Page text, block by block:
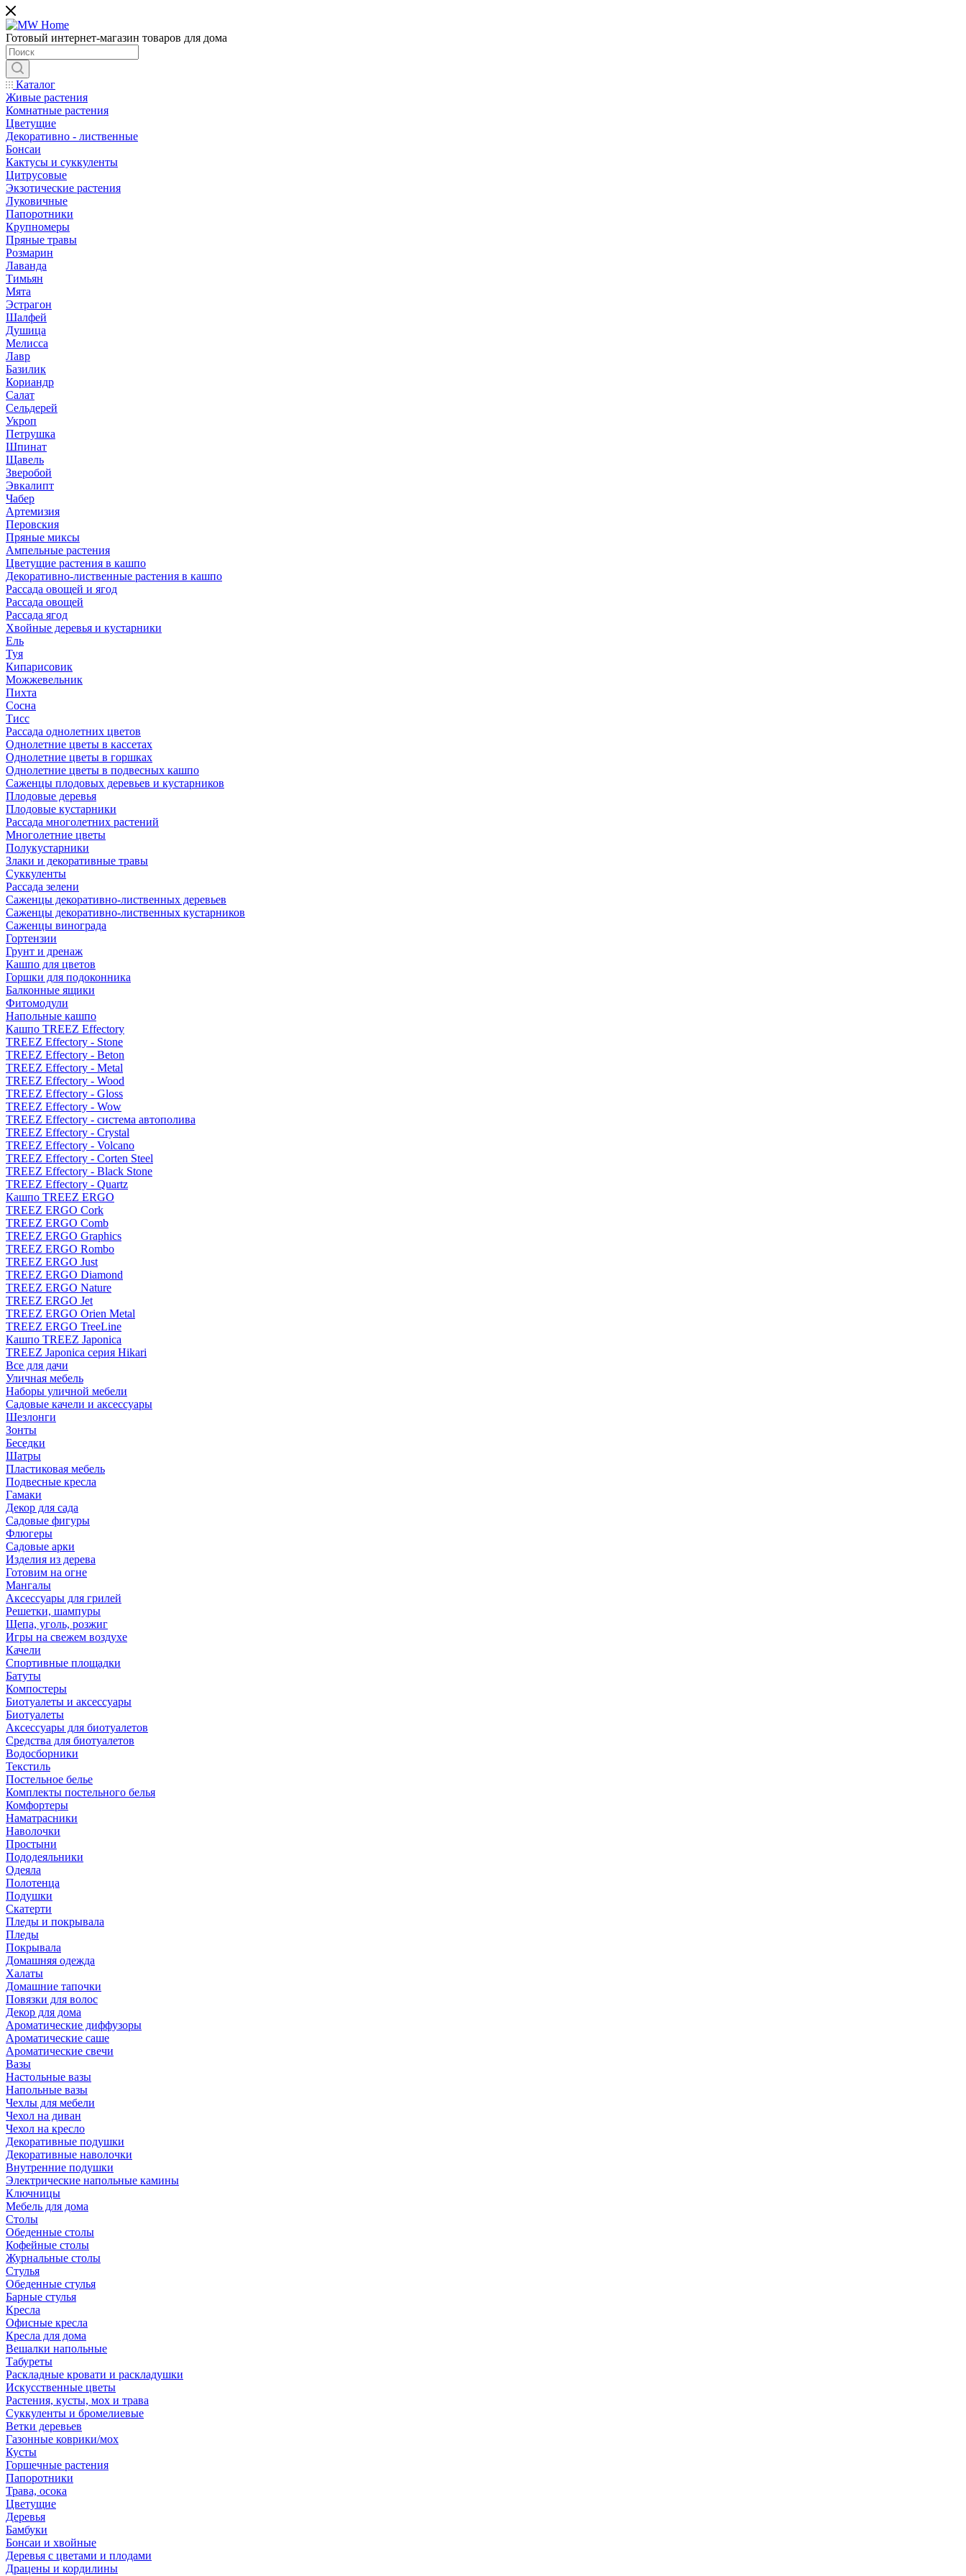
Готовый интернет-магазин товаров для дома
Каталог
Живые растения
Комнатные растения
Цветущие
Декоративно - лиственные
Бонсаи
Кактусы и суккуленты
Цитрусовые
Экзотические растения
Луковичные
Папоротники
Крупномеры
Пряные травы
Розмарин
Лаванда
Тимьян
Мята
Эстрагон
Шалфей
Душица
Мелисса
Лавр
Базилик
Кориандр
Салат
Сельдерей
Укроп
Петрушка
Шпинат
Щавель
Зверобой
Эвкалипт
Чабер
Артемизия
Перовския
Пряные миксы
Ампельные растения
Цветущие растения в кашпо
Декоративно-лиственные растения в кашпо
Рассада овощей и ягод
Рассада овощей
Рассада ягод
Хвойные деревья и кустарники
Ель
Туя
Кипарисовик
Можжевельник
Пихта
Сосна
Тисc
Рассада однолетних цветов
Однолетние цветы в кассетах
Однолетние цветы в горшках
Однолетние цветы в подвесных кашпо
Саженцы плодовых деревьев и кустарников
Плодовые деревья
Плодовые кустарники
Рассада многолетних растений
Многолетние цветы
Полукустарники
Злаки и декоративные травы
Суккуленты
Рассада зелени
Саженцы декоративно-лиственных деревьев
Саженцы декоративно-лиственных кустарников
Саженцы винограда
Гортензии
Грунт и дренаж
Кашпо для цветов
Горшки для подоконника
Балконные ящики
Фитомодули
Напольные кашпо
Кашпо TREEZ Effectory
TREEZ Effectory - Stone
TREEZ Effectory - Beton
TREEZ Effectory - Metal
TREEZ Effectory - Wood
TREEZ Effectory - Gloss
TREEZ Effectory - Wow
TREEZ Effectory - система автополива
TREEZ Effectory - Crystal
TREEZ Effectory - Volcano
TREEZ Effectory - Corten Steel
TREEZ Effectory - Black Stone
TREEZ Effectory - Quartz
Кашпо TREEZ ERGO
TREEZ ERGO Cork
TREEZ ERGO Comb
TREEZ ERGO Graphics
TREEZ ERGO Rombo
TREEZ ERGO Just
TREEZ ERGO Diamond
TREEZ ERGO Nature
TREEZ ERGO Jet
TREEZ ERGO Orien Metal
TREEZ ERGO TreeLine
Кашпо TREEZ Japonica
TREEZ Japonica серия Hikari
Все для дачи
Уличная мебель
Наборы уличной мебели
Садовые качели и аксессуары
Шезлонги
Зонты
Беседки
Шатры
Пластиковая мебель
Подвесные кресла
Гамаки
Декор для сада
Садовые фигуры
Флюгеры
Садовые арки
Изделия из дерева
Готовим на огне
Мангалы
Аксессуары для грилей
Решетки, шампуры
Щепа, уголь, розжиг
Игры на свежем воздухе
Качели
Спортивные площадки
Батуты
Компостеры
Биотуалеты и аксессуары
Биотуалеты
Аксессуары для биотуалетов
Средства для биотуалетов
Водосборники
Текстиль
Постельное белье
Комплекты постельного белья
Комфортеры
Наматрасники
Наволочки
Простыни
Пододеяльники
Одеяла
Полотенца
Подушки
Скатерти
Пледы и покрывала
Пледы
Покрывала
Домашняя одежда
Халаты
Домашние тапочки
Повязки для волос
Декор для дома
Ароматические диффузоры
Ароматические саше
Ароматические свечи
Вазы
Настольные вазы
Напольные вазы
Чехлы для мебели
Чехол на диван
Чехол на кресло
Декоративные подушки
Декоративные наволочки
Внутренние подушки
Электрические напольные камины
Ключницы
Мебель для дома
Столы
Обеденные столы
Кофейные столы
Журнальные столы
Стулья
Обеденные стулья
Барные стулья
Кресла
Офисные кресла
Кресла для дома
Вешалки напольные
Табуреты
Раскладные кровати и раскладушки
Искусственные цветы
Растения, кусты, мох и трава
Суккуленты и бромелиевые
Ветки деревьев
Газонные коврики/мох
Кусты
Горшечные растения
Папоротники
Трава, осока
Цветущие
Деревья
Бамбуки
Бонсаи и хвойные
Деревья с цветами и плодами
Драцены и кордилины